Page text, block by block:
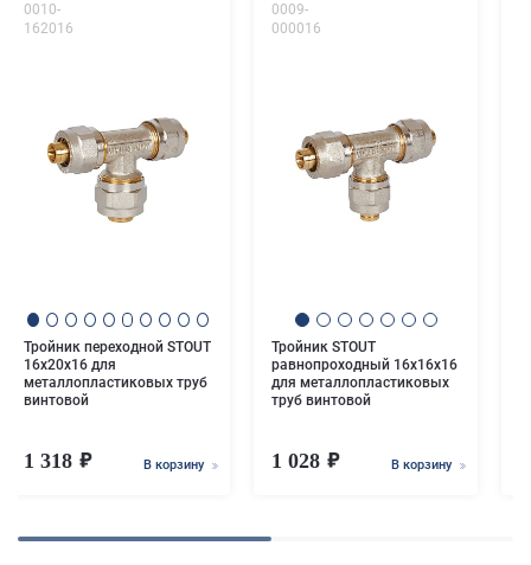
0010-
162016
Тройник переходной STOUT
16x20x16 для
металлопластиковых труб
винтовой
1 318 В корзину
0009-
000016
Тройник STOUT
равнопроходный 16х16х16
для металлопластиковых
труб винтовой
1 028 В корзину